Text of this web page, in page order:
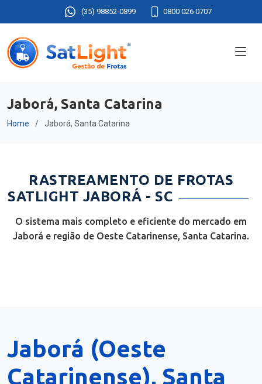
(35) 98852-0899 0800 026 0707
Jaborá, Santa Catarina
Home Jaborá, Santa Catarina
RASTREAMENTO DE FROTAS
SATLIGHT JABORÁ - SC
O sistema mais completo e eficiente do mercado em
Jaborá e região de Oeste Catarinense, Santa Catarina.
Jaborá (Oeste
Catarinense), Santa